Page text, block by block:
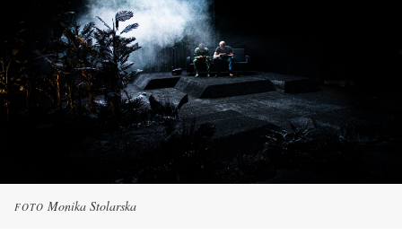
FOTO Monika Stolarska